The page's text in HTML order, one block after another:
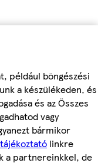
például böngészési
a készülékeden, és
és az Összes
vagy
bármikor
linkre
a partnereinkkel, de